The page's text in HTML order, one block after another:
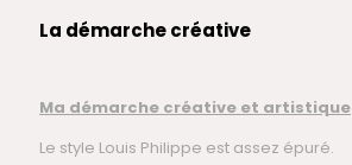
La démarche créative
Ma démarche créative et artistique
Le style Louis Philippe est assez épuré.